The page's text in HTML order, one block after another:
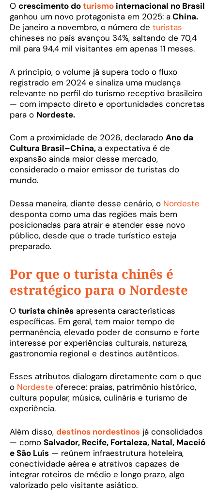
O crescimento doturismo internacional no Brasil
ganhou um novo protagonista em 2025: aChina.
De janeiro a novembro, o número de turistas
chineses no país avançou 34%, saltando de 70,4
mil para 94,4 mil visitantes em apenas 11 meses.
A princípio, o volume já supera todo o fluxo
registrado em 2024 e sinaliza uma mudança
relevante no perfil do turismo receptivo brasileiro
— com impacto direto e oportunidades concretas
para o Nordeste.
Com a proximidade de 2026, declarado Ano da
Cultura Brasil–China,a expectativa é de
expansão ainda maior desse mercado,
considerado o maior emissor de turistas do
mundo.
Dessa maneira, diante desse cenário, o Nordeste
desponta como uma das regiões mais bem
posicionadas para atrair e atender esse novo
público, desde que o trade turístico esteja
preparado.
Por que o turista chinês é
estratégico para o Nordeste
O turista chinês apresenta características
específicas. Em geral, tem maior tempo de
permanência, elevado poder de consumo e forte
interesse por experiências culturais, natureza,
gastronomia regional e destinos autênticos.
Esses atributos dialogam diretamente com o que
o Nordeste oferece: praias, patrimônio histórico,
cultura popular, música, culinária e turismo de
experiência.
Além disso, destinos nordestinos já consolidados
— como Salvador, Recife, Fortaleza, Natal, Maceió
e São Luís — reúnem infraestrutura hoteleira,
conectividade aérea e atrativos capazes de
integrar roteiros de médio e longo prazo, algo
valorizado pelo visitante asiático.